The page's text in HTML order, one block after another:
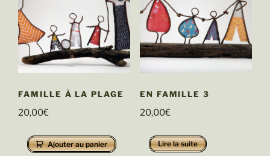
FAMILLE À LA PLAGE
20,00€
Ajouter au panier
EN FAMILLE 3
20,00€
Lire la suite